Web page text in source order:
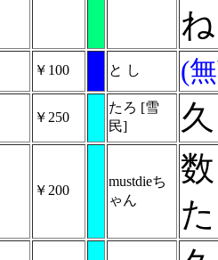
ね
￥100 と し (
￥250
たろ [雪
民]
￥200
mustdieち
ゃん